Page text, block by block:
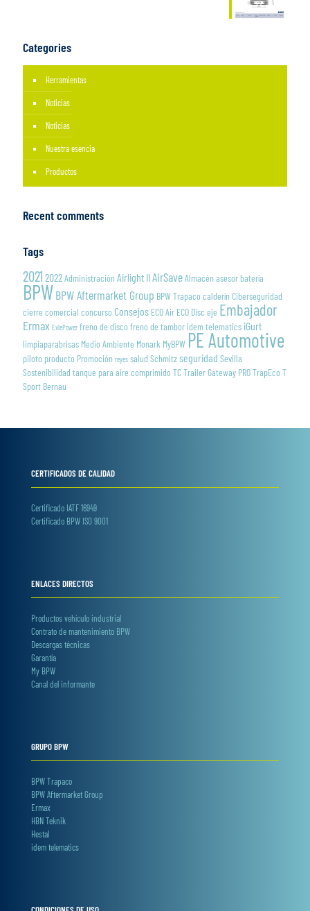
Categories
Herramientas
Noticias
Noticias
Nuestra esencia
Productos
Recent comments
Tags
2021 2022Administración Airlight IIAirSaveAlmacén asesor batería
BPWBPW Aftermarket Group BPW Trapaco calderín Ciberseguridad
cierre comercial concurso Consejos ECO Air ECO Disc eje Embajador
Ermax ExlePower freno de disco freno de tambor idem telematics iGurt
limpiaparabrisas Medio Ambiente Monark MyBPW PE Automotive
piloto producto Promoción reyes salud Schmitzseguridad Sevilla
Sostenibilidad tanque para aire comprimido TC Trailer Gateway PROTrapEco T
Sport Bernau
CERTIFICADOS DE CALIDAD
Certificado IATF 16949
Certificado BPW ISO 9001
ENLACES DIRECTOS
Productos vehículo industrial
Contrato de mantenimiento BPW
Descargas técnicas
Garantía
My BPW
Canal del informante
GRUPO BPW
BPW Trapaco
BPW Aftermarket Group
Ermax
HBN Teknik
Hestal
idem telematics